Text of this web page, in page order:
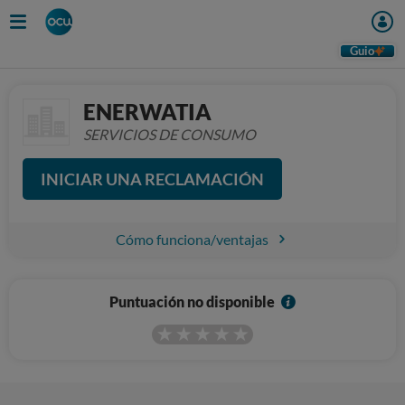
Guio
ENERWATIA
SERVICIOS DE CONSUMO
INICIAR UNA RECLAMACIÓN
Cómo funciona/ventajas
Puntuación no disponible
I